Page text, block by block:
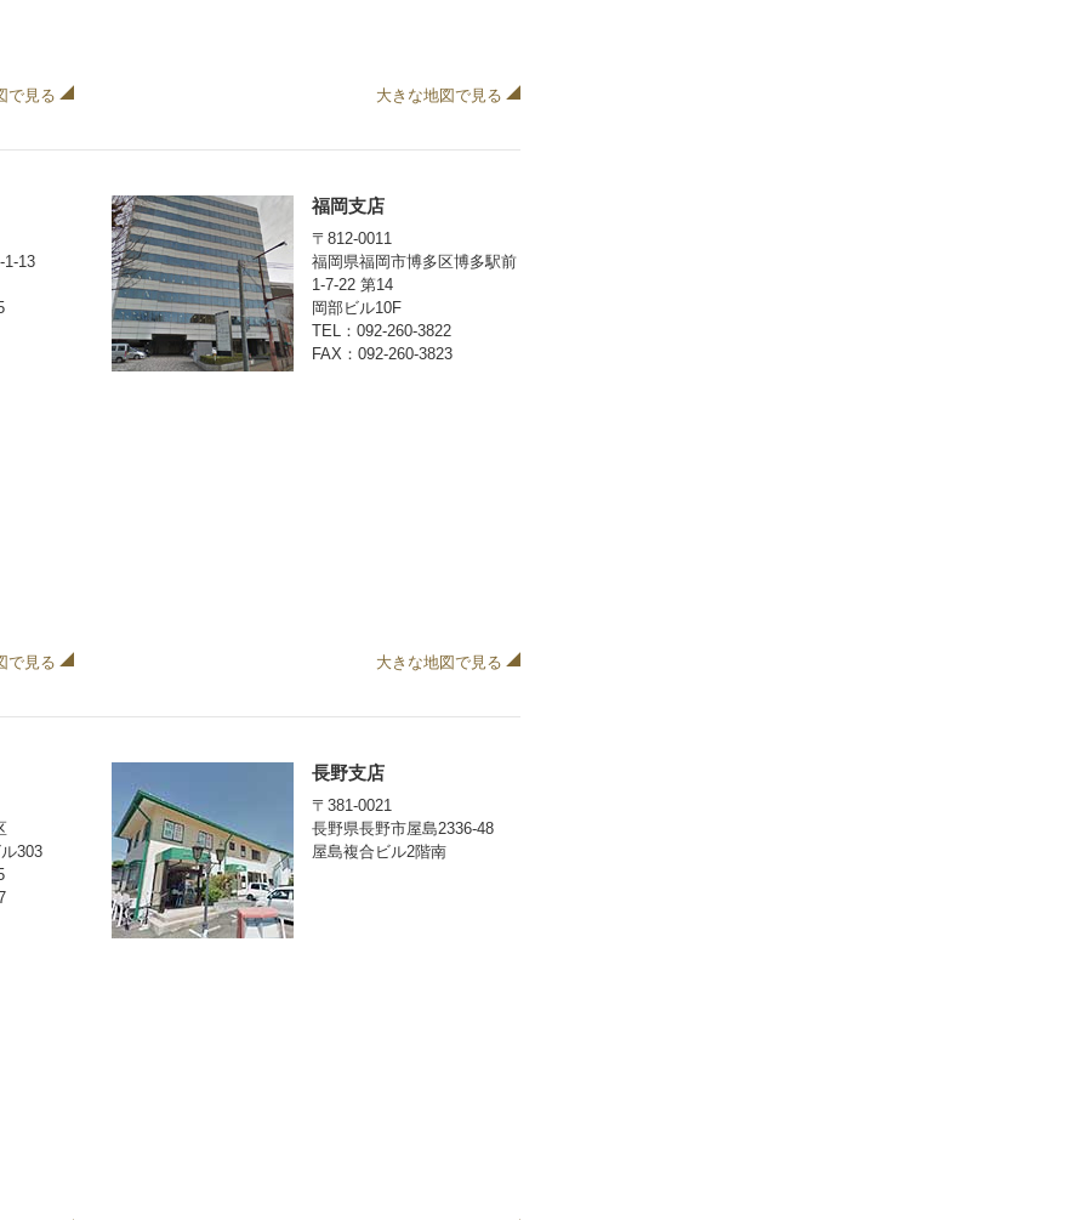
で見る 大きな地図で見る
1-13
で見る
福岡支店
〒812-0011
福岡県福岡市博多区博多駅前
1-7-22 第14
岡部ビル10F
TEL：092-260-3822
FAX：092-260-3823
大きな地図で見る
303
長野支店
〒381-0021
長野県長野市屋島2336-48
屋島複合ビル2階南